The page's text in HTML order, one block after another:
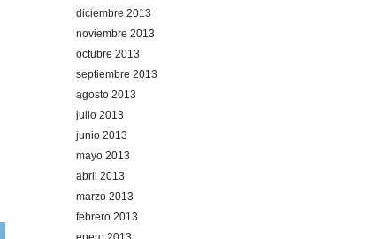
diciembre 2013
noviembre 2013
octubre 2013
septiembre 2013
agosto 2013
julio 2013
junio 2013
mayo 2013
abril 2013
marzo 2013
febrero 2013